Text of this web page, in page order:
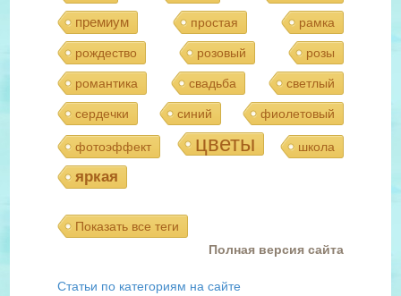
премиум
простая рамка
рождество розовый розы
романтика свадьба светлый
сердечки синий фиолетовый
фотоэффект цветы школа
яркая
Показать все теги
Полная версия сайта
Статьи по категориям на сайте